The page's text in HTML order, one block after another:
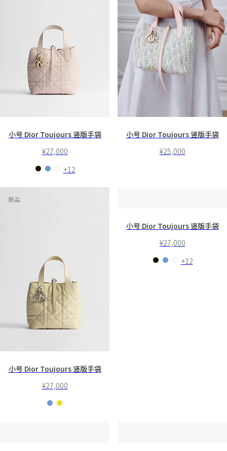
小号 Dior Toujours 竖版手袋
¥27,000
+12
小号 Dior Toujours 竖版手袋
¥25,000
新品
小号 Dior Toujours 竖版手袋
¥27,000
小号 Dior Toujours 竖版手袋
¥27,000
+12